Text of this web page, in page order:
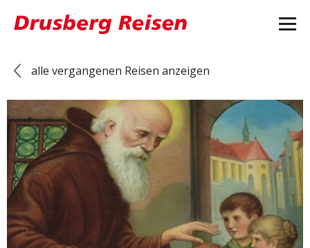
alle vergangenen Reisen anzeigen